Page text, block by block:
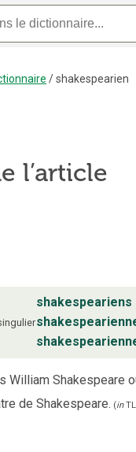
/shakespearien
l’article
shakespeariens
William Shakespeare
de Shakespeare. (in